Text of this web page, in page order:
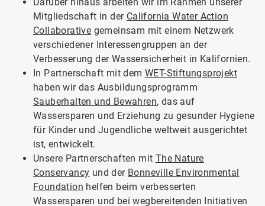
Mitgliedschaft in der California Water Action
Collaborative gemeinsam mit einem Netzwerk
verschiedener Interessengruppen an der
Verbesserung der Wassersicherheit in Kalifornien.
In Partnerschaft mit dem WET-Stiftungsprojekt
haben wir das Ausbildungsprogramm
Sauberhalten und Bewahren, das auf
Wassersparen und Erziehung zu gesunder Hygiene
für Kinder und Jugendliche weltweit ausgerichtet
ist, entwickelt.
Unsere Partnerschaften mit The Nature
Conservancy und der Bonneville Environmental
Foundation helfen beim verbesserten
Wassersparen und bei wegbereitenden Initiativen